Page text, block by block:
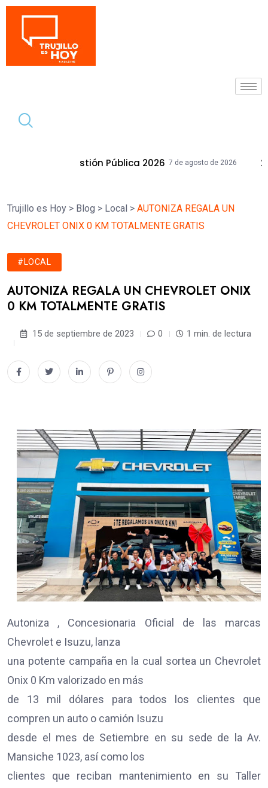
Pública 2026 7 de agosto de 2026 28 Inmuebles
Trujillo es Hoy > Blog > Local > AUTONIZA REGALA UN
CHEVROLET ONIX 0 KM TOTALMENTE GRATIS
#LOCAL
AUTONIZA REGALA UN CHEVROLET ONIX
0 KM TOTALMENTE GRATIS
15 de septiembre de 2023 0 1 min. de lectura
Autoniza , Concesionaria Oficial de las marcas
Chevrolet e Isuzu, lanza
una potente campaña en la cual sortea un Chevrolet
Onix 0 Km valorizado en más
de 13 mil dólares para todos los clientes que
compren un auto o camión Isuzu
desde el mes de Setiembre en su sede de la Av.
Mansiche 1023, así como los
clientes que reciban mantenimiento en su Taller